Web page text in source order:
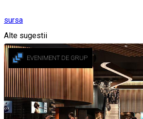
sursa
Alte sugestii
EVENIMENT DE GRUP